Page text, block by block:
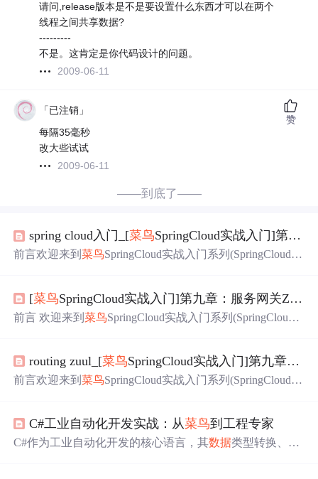
请问,release版本是不是要设置什么东西才可以在两个
线程之间共享数据?
---------
不是。这肯定是你代码设计的问题。
2009-06-11
「已注销」
每隔35毫秒
改大些试试
2009-06-11
赞
——到底了——
spring cloud入门_[菜鸟SpringCloud实战入门]第九章：服务网关Zuul体验
前言欢迎来到菜鸟SpringCloud实战入门系列(SpringCloudFo
基础的同学阅读。每篇文章末尾都附有本文对应的Github
源代码，方便同学调试。Github仓库地址：https://github.co
[菜鸟SpringCloud实战入门]第九章：服务网关Zuul体验
前言 欢迎来到菜鸟SpringCloud实战入门系列(SpringCloudF
t基础的同学阅读。 每篇文章末尾都附有本文对应的Github
源代码，方便同学调试。 Github仓库地址： https://github.co
routing zuul_[菜鸟SpringCloud实战入门]第九章：服务网关Zuul体验
前言欢迎来到菜鸟SpringCloud实战入门系列(SpringCloudFo
基础的同学阅读。每篇文章末尾都附有本文对应的Github
源代码，方便同学调试。Github仓库地址：https://github.co
C#工业自动化开发实战：从菜鸟到工程专家
C#作为工业自动化开发的核心语言，其数据类型转换、多